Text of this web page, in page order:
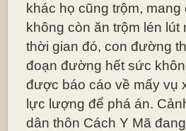
khác họ cũng trộm,
không còn ăn trộm lén
thời gian đó, con đường
đoạn đường hết sức
được báo cáo về mấy vụ
lực lượng để phá án.
dân thôn Cách Y Mã